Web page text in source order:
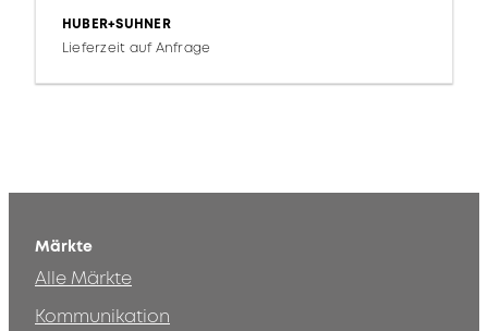
HUBER+SUHNER
Lieferzeit auf Anfrage
Märkte
Alle Märkte
Kommunikation